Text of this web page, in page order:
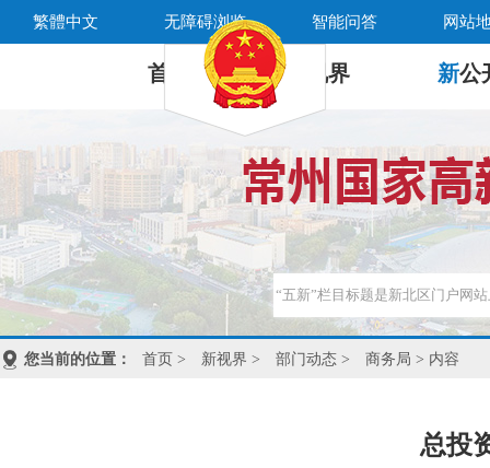
繁體中文 无障碍浏览 智能问答 网站
首 页 新 视界 新公
您当前的位置： 首页 > 新视界 > 部门动态 > 商务局 > 内容
总投